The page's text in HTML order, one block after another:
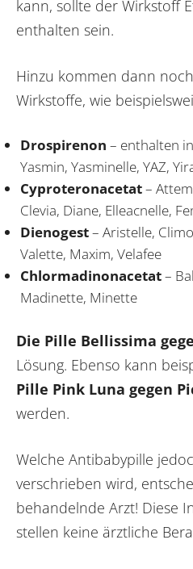
kann, sollte der Wirkstoff
enthalten sein.
Hinzu kommen dann
Wirkstoffe, wie
Drospirenon – enthalten
Yasmin, Yasminelle, YAZ,
Cyproteronacetat–
Clevia, Diane, Elleacnelle,
Dienogest– Aristelle,
Valette, Maxim, Velafee
Chlormadinonacetat–
Madinette, Minette
Die Pille Bellissima
Lösung. Ebenso kann
Pille Pink Luna gegen
werden.
Welche Antibabypille
verschrieben wird,
behandelnde Arzt! Diese
stellen keine ärztliche